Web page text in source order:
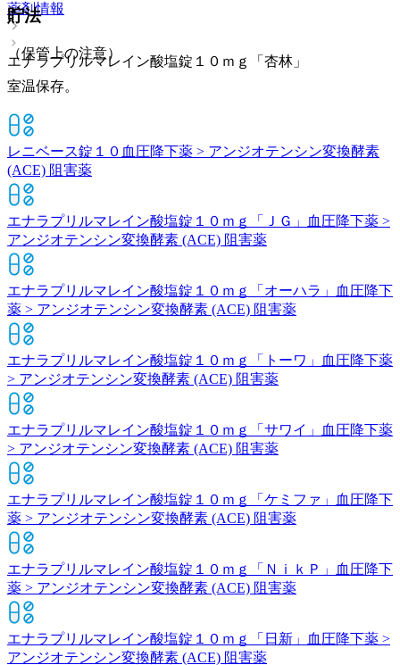
薬剤情報
エナラプリルマレイン酸塩錠１０ｍｇ「杏林」
貯法
（保管上の注意）
室温保存。
レニベース錠１０ 血圧降下薬 > アンジオテンシン変換酵素
(ACE) 阻害薬
エナラプリルマレイン酸塩錠１０ｍｇ「ＪＧ」
血圧降下薬 >
アンジオテンシン変換酵素 (ACE) 阻害薬
エナラプリルマレイン酸塩錠１０ｍｇ「オーハラ」
血圧降下
薬 > アンジオテンシン変換酵素 (ACE) 阻害薬
エナラプリルマレイン酸塩錠１０ｍｇ「トーワ」
血圧降下薬
> アンジオテンシン変換酵素 (ACE) 阻害薬
エナラプリルマレイン酸塩錠１０ｍｇ「サワイ」
血圧降下薬
> アンジオテンシン変換酵素 (ACE) 阻害薬
エナラプリルマレイン酸塩錠１０ｍｇ「ケミファ」
血圧降下
薬 > アンジオテンシン変換酵素 (ACE) 阻害薬
エナラプリルマレイン酸塩錠１０ｍｇ「ＮｉｋＰ」
血圧降下
薬 > アンジオテンシン変換酵素 (ACE) 阻害薬
エナラプリルマレイン酸塩錠１０ｍｇ「日新」
血圧降下薬 >
アンジオテンシン変換酵素 (ACE) 阻害薬